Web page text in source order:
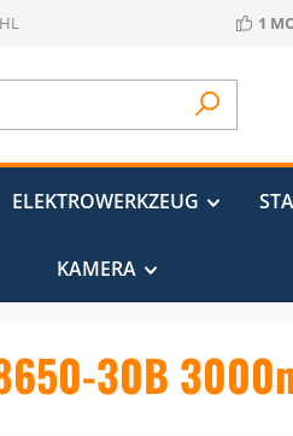
1
ELEKTROWERKZEUG
KAMERA
30B